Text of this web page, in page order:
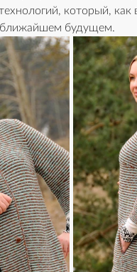
который,
ближайшем будущем.